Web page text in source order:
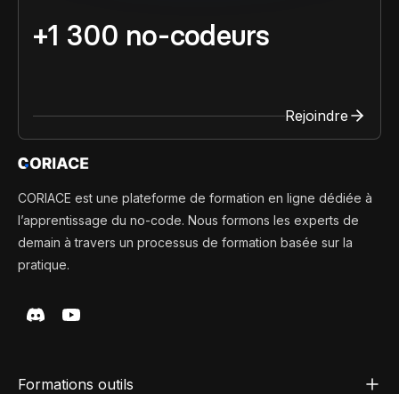
+1 300 no-codeurs
Rejoindre
CORIACE est une plateforme de formation en ligne dédiée à
l’apprentissage du no-code. Nous formons les experts de
demain à travers un processus de formation basée sur la
pratique.
Formations outils